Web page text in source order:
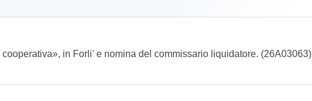
in Forli' e nomina del commissario liquidatore. (26A03063)